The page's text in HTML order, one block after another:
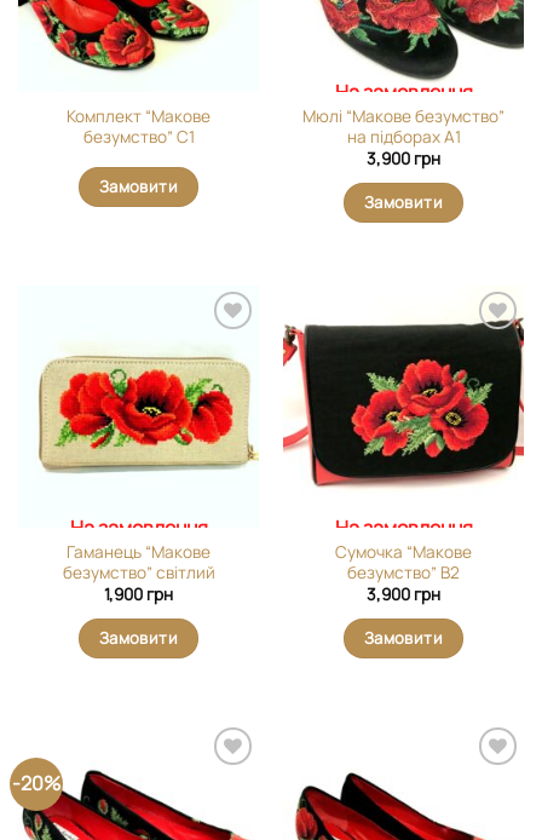
Комплект “Макове
безумство” С1
Замовити
На замовлення
Мюлі “Макове безумство”
на підборах А1
3,900 грн
Замовити
виріб у
вибране
На замовлення
Гаманець “Макове
безумство” світлий
1,900 грн
Замовити
вибране
На замовлення
Сумочка “Макове
безумство” В2
3,900 грн
Замовити
-20%
вибране